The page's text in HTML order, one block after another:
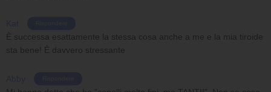
È successa esattamente la stessa cosa anche a me e la mia tiroide
sta bene! È davvero stressante